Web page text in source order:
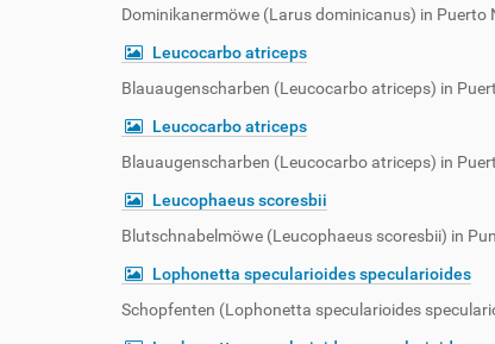
Dominikanermöwe (Larus dominicanus) in Puerto
Leucocarbo atriceps
Blauaugenscharben (Leucocarbo atriceps) in
Leucocarbo atriceps
Blauaugenscharben (Leucocarbo atriceps) in
Leucophaeus scoresbii
Blutschnabelmöwe (Leucophaeus scoresbii) in
Lophonetta specularioides specularioides
Schopfenten (Lophonetta specularioides